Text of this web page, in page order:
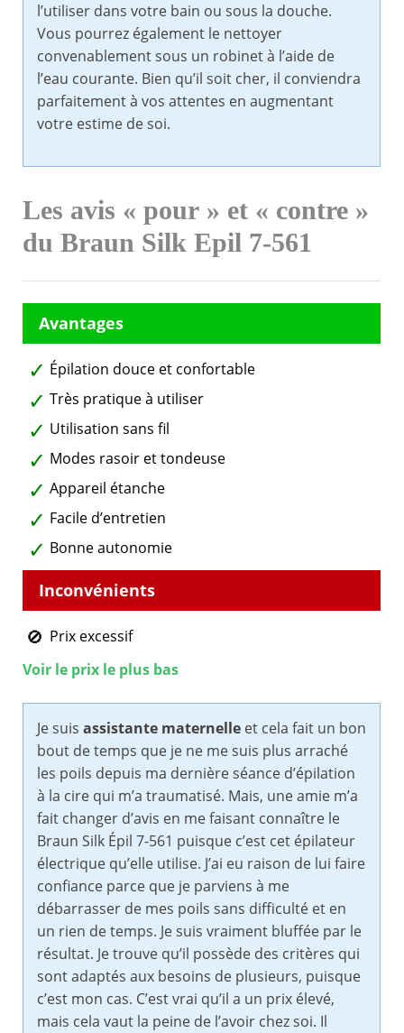
l’utiliser dans votre bain ou sous la douche.
Vous pourrez également le nettoyer
convenablement sous un robinet à l’aide de
l’eau courante. Bien qu’il soit cher, il conviendra
parfaitement à vos attentes en augmentant
votre estime de soi.
Les avis « pour » et « contre »
du Braun Silk Epil 7-561
Épilation douce et confortable
Très pratique à utiliser
Utilisation sans fil
Modes rasoir et tondeuse
Appareil étanche
Facile d’entretien
Bonne autonomie
Prix excessif
Voir le prix le plus bas
Je suis assistante maternelle et cela fait un bon
bout de temps que je ne me suis plus arraché
les poils depuis ma dernière séance d’épilation
à la cire qui m’a traumatisé. Mais, une amie m’a
fait changer d’avis en me faisant connaître le
Braun Silk Épil 7-561 puisque c’est cet épilateur
électrique qu’elle utilise. J’ai eu raison de lui faire
confiance parce que je parviens à me
débarrasser de mes poils sans difficulté et en
un rien de temps. Je suis vraiment bluffée par le
résultat. Je trouve qu’il possède des critères qui
sont adaptés aux besoins de plusieurs, puisque
c’est mon cas. C’est vrai qu’il a un prix élevé,
mais cela vaut la peine de l’avoir chez soi. Il